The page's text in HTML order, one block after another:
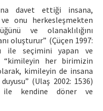
davet ettiği insana,
onu herkesleşmekten
ve olanaklılığını
oluşturur” (Çüçen 1997:
ile seçimini yapan ve
“kimileyin her birimizin
kimileyin de insana
(Ulaş 2002: 1536)
ile kendine döner ve